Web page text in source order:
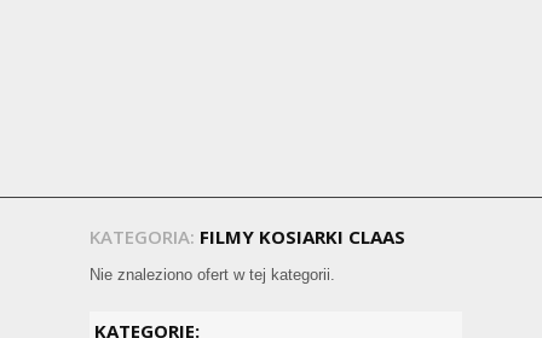
KATEGORIA: FILMY KOSIARKI CLAAS
Nie znaleziono ofert w tej kategorii.
KATEGORIE: